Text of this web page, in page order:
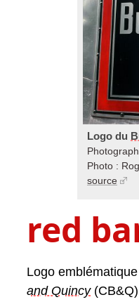
Logo du
Photo :
source
red
Logo
and Quincy(CB&Q)